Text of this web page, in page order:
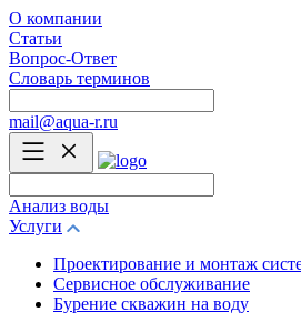
О компании
Статьи
Вопрос-Ответ
Словарь терминов
mail@aqua-r.ru
Анализ воды
Услуги
Проектирование и монтаж
Сервисное обслуживание
Бурение скважин на воду